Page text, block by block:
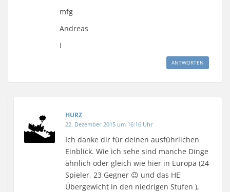
mfg
Andreas
I
ANTWORTEN
HURZ
22. Dezember 2015 um 16:16 Uhr
Ich danke dir für deinen ausführlichen
Einblick. Wie ich sehe sind manche Dinge
ähnlich oder gleich wie hier in Europa (24
Spieler, 23 Gegner 😉 und das HE
Übergewicht in den niedrigen Stufen ),